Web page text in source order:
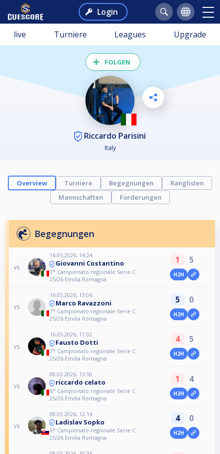
Login
live Turniere Leagues Upgrade
FOLGEN
Riccardo Parisini
Italy
Overview Turniere Begegnungen
Ranglisten
Mannschaften
Forderungen
Begegnungen
vs
16.05.2026, 14:24
Giovanni Costantino
7° Campionato regionale Serie C
25/26 Emilia Romagna
1 5
H2H
vs
16.05.2026, 13:06
Marco Ravazzoni
7° Campionato regionale Serie C
25/26 Emilia Romagna
5 0
H2H
vs
16.05.2026, 11:02
Fausto Dotti
7° Campionato regionale Serie C
25/26 Emilia Romagna
4 5
H2H
vs
08.03.2026, 13:50
riccardo celato
6° Campionato regionale Serie C
25/26 Emilia Romagna
1 4
H2H
vs
08.03.2026, 12:14
Ladislav Sopko
6° Campionato regionale Serie C
25/26 Emilia Romagna
4 0
H2H